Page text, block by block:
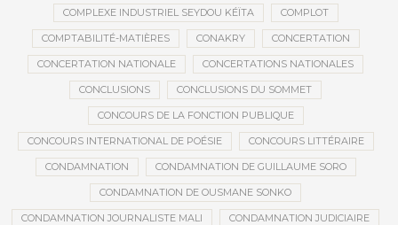
COMPLEXE INDUSTRIEL SEYDOU KÉÏTA COMPLOT
COMPTABILITÉ-MATIÈRES CONAKRY CONCERTATION
CONCERTATION NATIONALE CONCERTATIONS NATIONALES
CONCLUSIONS CONCLUSIONS DU SOMMET
CONCOURS DE LA FONCTION PUBLIQUE
CONCOURS INTERNATIONAL DE POÉSIE CONCOURS LITTÉRAIRE
CONDAMNATION CONDAMNATION DE GUILLAUME SORO
CONDAMNATION DE OUSMANE SONKO
CONDAMNATION JOURNALISTE MALI CONDAMNATION JUDICIAIRE